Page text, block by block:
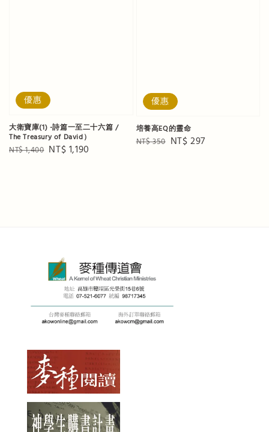
優惠
大衛寶庫(1) -詩篇一至二十六篇 /
The Treasury of David）
Regular
NT$ 1,400 Sale
NT$ 1,190
優惠
培養高EQ的靈命
Regular
NT$ 350 Sale
NT$ 297